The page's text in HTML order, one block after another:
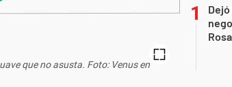
que no asusta. Foto: Venus en